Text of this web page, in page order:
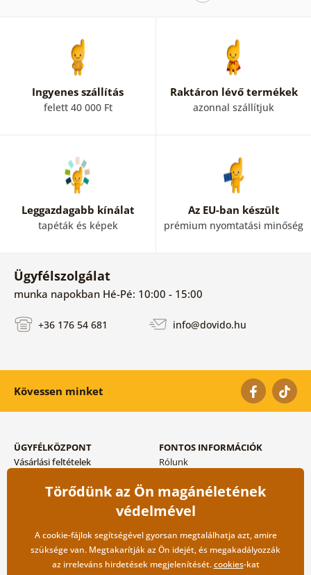
Ingyenes szállítás
felett 40 000 Ft
Raktáron lévő termékek
azonnal szállítjuk
Leggazdagabb kínálat
tapéták és képek
Az EU-ban készült
prémium nyomtatási minőség
Ügyfélszolgálat
munka napokban Hé-Pé: 10:00 - 15:00
+36 176 54 681 info@dovido.hu
Kövessen minket
ÜGYFÉLKÖZPONT
Vásárlási feltételek
Szállítási és fizetési módok
FONTOS INFORMÁCIÓK
Rólunk
Blog
Kapcsolat
Nagykereskedelmi
együttműködés
Törődünk az Ön magánéletének
védelmével
A cookie-fájlok segítségével gyorsan megtalálhatja azt, amire
szüksége van. Megtakarítják az Ön idejét, és megakadályozzák
az irreleváns hirdetések megjelenítését.cookies-kat